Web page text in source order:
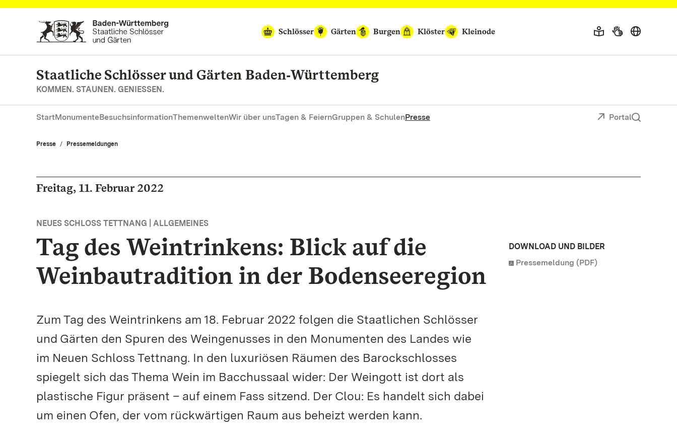
Zum Hauptinhalt springen
Schlösser
Gärten Burgen Klöster Kleinode
Staatliche Schlösser und Gärten Baden‑Württemberg
KOMMEN. STAUNEN. GENIESSEN.
StartMonumenteBesuchsinformationThemenweltenWir über unsTagen & FeiernGruppen & SchulenPresse Portal
Presse Pressemeldungen
Freitag, 11. Februar 2022
NEUES SCHLOSS TETTNANG | ALLGEMEINES
Tag des Weintrinkens: Blick auf die
Weinbautradition in der Bodenseeregion
Zum Tag des Weintrinkens am 18. Februar 2022 folgen die Staatlichen Schlösser
und Gärten den Spuren des Weingenusses in den Monumenten des Landes wie
im Neuen Schloss Tettnang. In den luxuriösen Räumen des Barockschlosses
spiegelt sich das Thema Wein im Bacchussaal wider: Der Weingott ist dort als
plastische Figur präsent – auf einem Fass sitzend. Der Clou: Es handelt sich dabei
um einen Ofen, der vom rückwärtigen Raum aus beheizt werden kann.
DOWNLOAD UND BILDER
Pressemeldung (PDF)